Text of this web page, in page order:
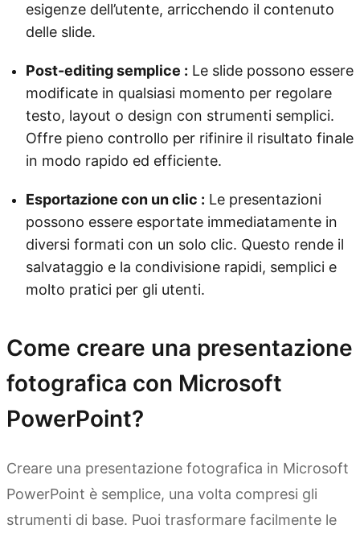
esigenze dell’utente, arricchendo il contenuto
delle slide.
Post-editing semplice : Le slide possono essere
modificate in qualsiasi momento per regolare
testo, layout o design con strumenti semplici.
Offre pieno controllo per rifinire il risultato finale
in modo rapido ed efficiente.
Esportazione con un clic : Le presentazioni
possono essere esportate immediatamente in
diversi formati con un solo clic. Questo rende il
salvataggio e la condivisione rapidi, semplici e
molto pratici per gli utenti.
Come creare una presentazione
fotografica con Microsoft
PowerPoint?
Creare una presentazione fotografica in Microsoft
PowerPoint è semplice, una volta compresi gli
strumenti di base. Puoi trasformare facilmente le